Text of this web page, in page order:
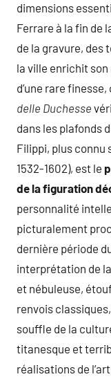
dimensions
Ferrare à la fin de
de la gravure, des
la ville enrichit
d’une rare
delle Duchesse
dans les plafonds
Filippi, plus connu
1532-1602), est le
de la figuration
personnalité
picturalement
dernière période
interprétation de la
et nébuleuse,
renvois
souffle de la
titanesque et
réalisations de